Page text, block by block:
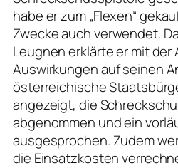
habe er zum „Flexen“
Zwecke auch verwendet.
Leugnen erklärte er mit
Auswirkungen auf seinen
österreichische
angezeigt, die
abgenommen und ein
ausgesprochen. Zudem
die Einsatzkosten